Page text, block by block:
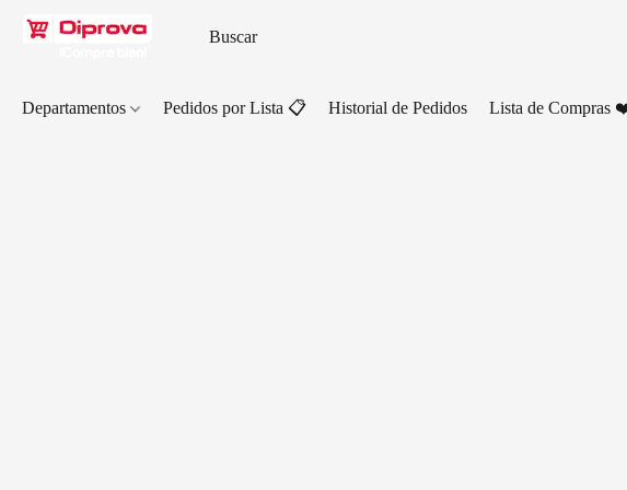
Departamentos Pedidos por Lista 📋 Historial de Pedidos Lista de Compras